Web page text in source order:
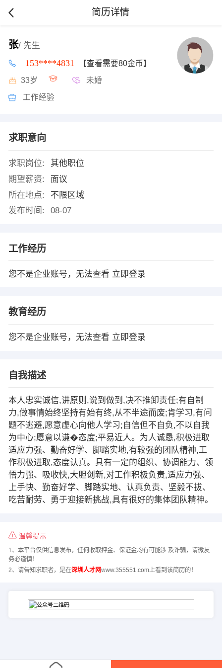
简历详情
张/ 先生
153****4831 【查看需要80金币】
33岁 未婚
工作经验
求职意向
求职岗位:
其他职位
期望薪资:
面议
所在地点:
不限区域
发布时间:
08-07
工作经历
您不是企业账号，无法查看 立即登录
教育经历
您不是企业账号，无法查看 立即登录
自我描述
本人忠实诚信,讲原则,说到做到,决不推卸责任;有自制
力,做事情始终坚持有始有终,从不半途而废;肯学习,有问
题不逃避,愿意虚心向他人学习;自信但不自负,不以自我
为中心;愿意以谦�态度;平易近人。为人诚恳,积极进取
适应力强、勤奋好学、脚踏实地,有较强的团队精神,工
作积极进取,态度认真。具有一定的组织、协调能力、领
悟力强、吸收快,大胆创新,对工作积极负责,适应力强、
上手快、勤奋好学、脚踏实地、认真负责、坚毅不拔、
吃苦耐劳、勇于迎接新挑战,具有很好的集体团队精神。
温馨提示
1、本平台仅供信息发布，任何收取押金、保证金均有可能涉 及诈骗，请微友
务必谨慎！
2、请告知求职者，是在深圳人才网www.355551.com上看到该简历的！